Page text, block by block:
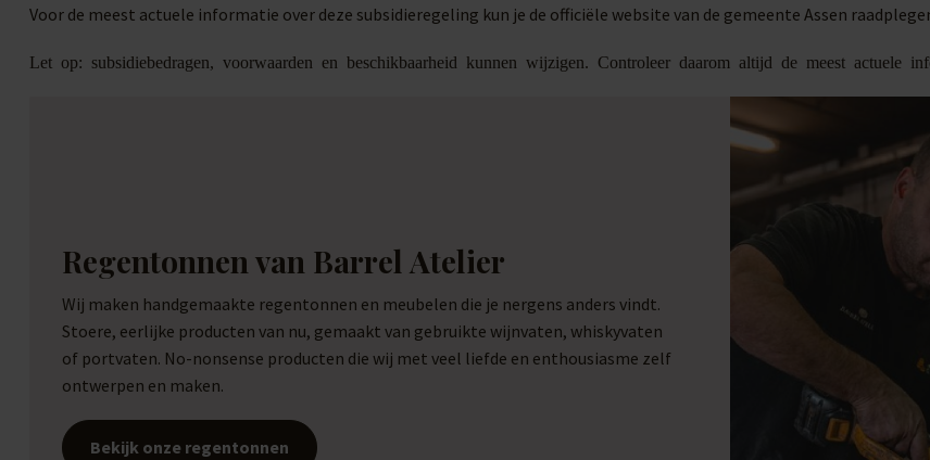
Voor de meest actuele informatie over deze subsidieregeling kun je de officiële website van de gemeente Assen
Let op: subsidiebedragen, voorwaarden en beschikbaarheid kunnen wijzigen. Controleer daarom altijd de meest actuele
Regentonnen van Barrel Atelier
Wij maken handgemaakte regentonnen en meubelen die je nergens anders vindt.
Stoere, eerlijke producten van nu, gemaakt van gebruikte wijnvaten, whiskyvaten
of portvaten. No-nonsense producten die wij met veel liefde en enthousiasme zelf
ontwerpen en maken.
Bekijk onze regentonnen